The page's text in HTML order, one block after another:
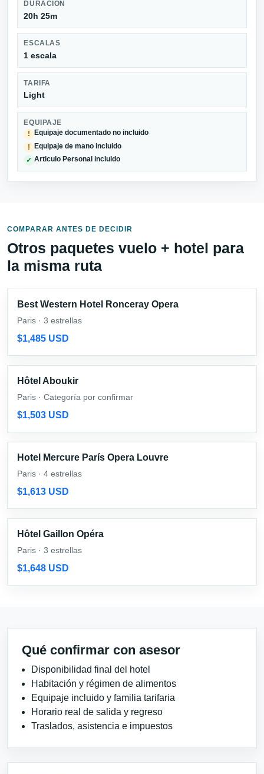
DURACIÓN
20h 25m
ESCALAS
1 escala
TARIFA
Light
EQUIPAJE
!
Equipaje documentado no incluido
! Equipaje de mano incluido
✓ Articulo Personal incluido
COMPARAR ANTES DE DECIDIR
Otros paquetes vuelo + hotel para
la misma ruta
Best Western Hotel Ronceray Opera
Paris · 3 estrellas
$1,485 USD
Hôtel Aboukir
Paris · Categoría por confirmar
$1,503 USD
Hotel Mercure París Opera Louvre
Paris · 4 estrellas
$1,613 USD
Hôtel Gaillon Opéra
Paris · 3 estrellas
$1,648 USD
Qué confirmar con asesor
Disponibilidad final del hotel
Habitación y régimen de alimentos
Equipaje incluido y familia tarifaria
Horario real de salida y regreso
Traslados, asistencia e impuestos